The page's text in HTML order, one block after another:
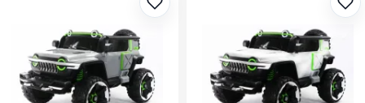
Adaugă la favorite